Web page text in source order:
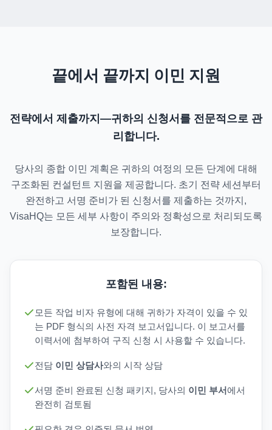
끝에서 끝까지 이민 지원
전략에서 제출까지—귀하의 신청서를 전문적으로 관
리합니다.
당사의 종합 이민 계획은 귀하의 여정의 모든 단계에 대해
구조화된 컨설턴트 지원을 제공합니다. 초기 전략 세션부터
완전하고 서명 준비가 된 신청서를 제출하는 것까지,
VisaHQ는 모든 세부 사항이 주의와 정확성으로 처리되도록
보장합니다.
포함된 내용:
모든 작업 비자 유형에 대해 귀하가 자격이 있을 수 있
는 PDF 형식의 사전 자격 보고서입니다. 이 보고서를
이력서에 첨부하여 구직 신청 시 사용할 수 있습니다.
전담 이민 상담사와의 시작 상담
서명 준비 완료된 신청 패키지, 당사의 이민 부서 에서
완전히 검토됨